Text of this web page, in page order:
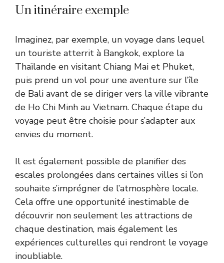
Un itinéraire exemple
Imaginez, par exemple, un voyage dans lequel
un touriste atterrit à Bangkok, explore la
Thaïlande en visitant Chiang Mai et Phuket,
puis prend un vol pour une aventure sur l’île
de Bali avant de se diriger vers la ville vibrante
de Ho Chi Minh au Vietnam. Chaque étape du
voyage peut être choisie pour s’adapter aux
envies du moment.
Il est également possible de planifier des
escales prolongées dans certaines villes si l’on
souhaite s’imprégner de l’atmosphère locale.
Cela offre une opportunité inestimable de
découvrir non seulement les attractions de
chaque destination, mais également les
expériences culturelles qui rendront le voyage
inoubliable.